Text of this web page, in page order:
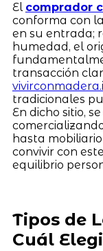
El comprador
conforma con
en su entrada;
humedad, el
transacción
tradicionales
En dicho sitio,
hasta
convivir con
equilibrio
Tipos de
Cuál